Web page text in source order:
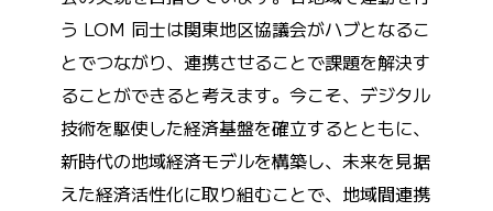
う LOM 同士は関東地区協議会がハブとなるこ
とでつながり、連携させることで課題を解決す
ることができると考えます。今こそ、デジタル
技術を駆使した経済基盤を確立するとともに、
新時代の地域経済モデルを構築し、未来を見据
えた経済活性化に取り組むことで、地域間連携